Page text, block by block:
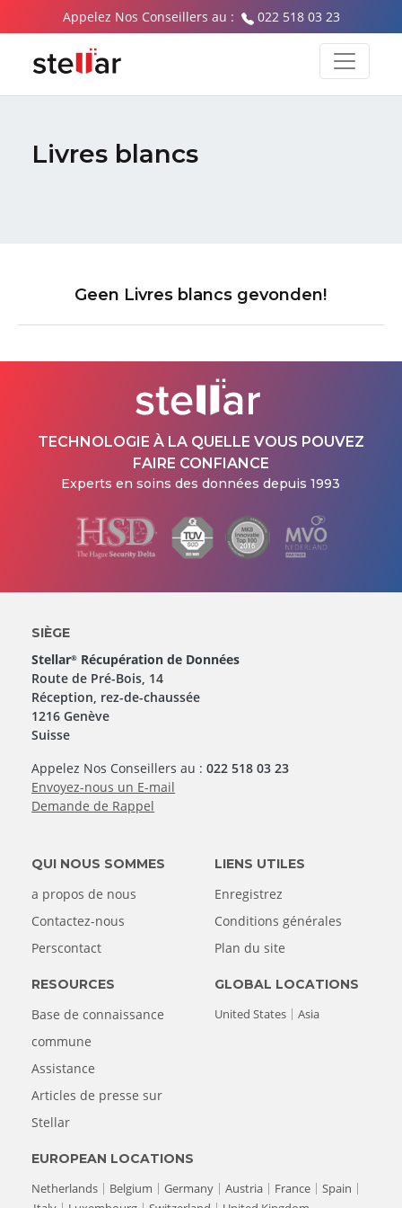
Appelez Nos Conseillers au : 022 518 03 23
Livres blancs
Geen Livres blancs gevonden!
TECHNOLOGIE À LA QUELLE VOUS POUVEZ
FAIRE CONFIANCE
Experts en soins des données depuis 1993
SIÈGE
Stellar® Récupération de Données
Route de Pré-Bois, 14
Réception, rez-de-chaussée
1216 Genève
Suisse
Appelez Nos Conseillers au :022 518 03 23
Envoyez-nous un E-mail
Demande de Rappel
QUI NOUS SOMMES
a propos de nous
Contactez-nous
Perscontact
LIENS UTILES
Enregistrez
Conditions générales
Plan du site
RESOURCES
Base de connaissance
commune
Assistance
Articles de presse sur
Stellar
EUROPEAN LOCATIONS
Netherlands
Belgium Germany Austria France
Spain
GLOBAL LOCATIONS
United States
Asia